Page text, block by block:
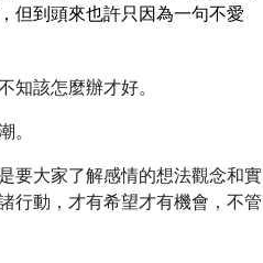
但到頭來也許只因為一句不愛
知該怎麼辦才好。
。
要大家了解感情的想法觀念和實
行動，才有希望才有機會，不管